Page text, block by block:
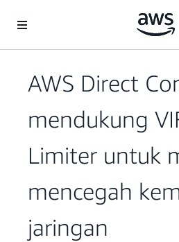
AWS Direct
mendukung
Limiter untuk
mencegah
jaringan